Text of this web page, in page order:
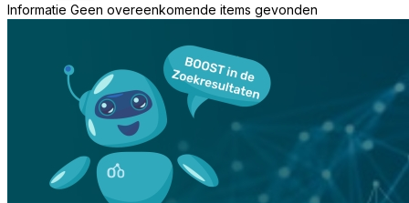
Informatie Geen overeenkomende items gevonden